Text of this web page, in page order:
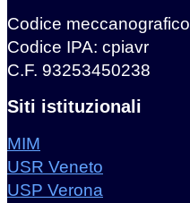
Codice
Codice IPA: cpiavr
C.F. 93253450238
Siti istituzionali
MIM
USR Veneto
USP Verona